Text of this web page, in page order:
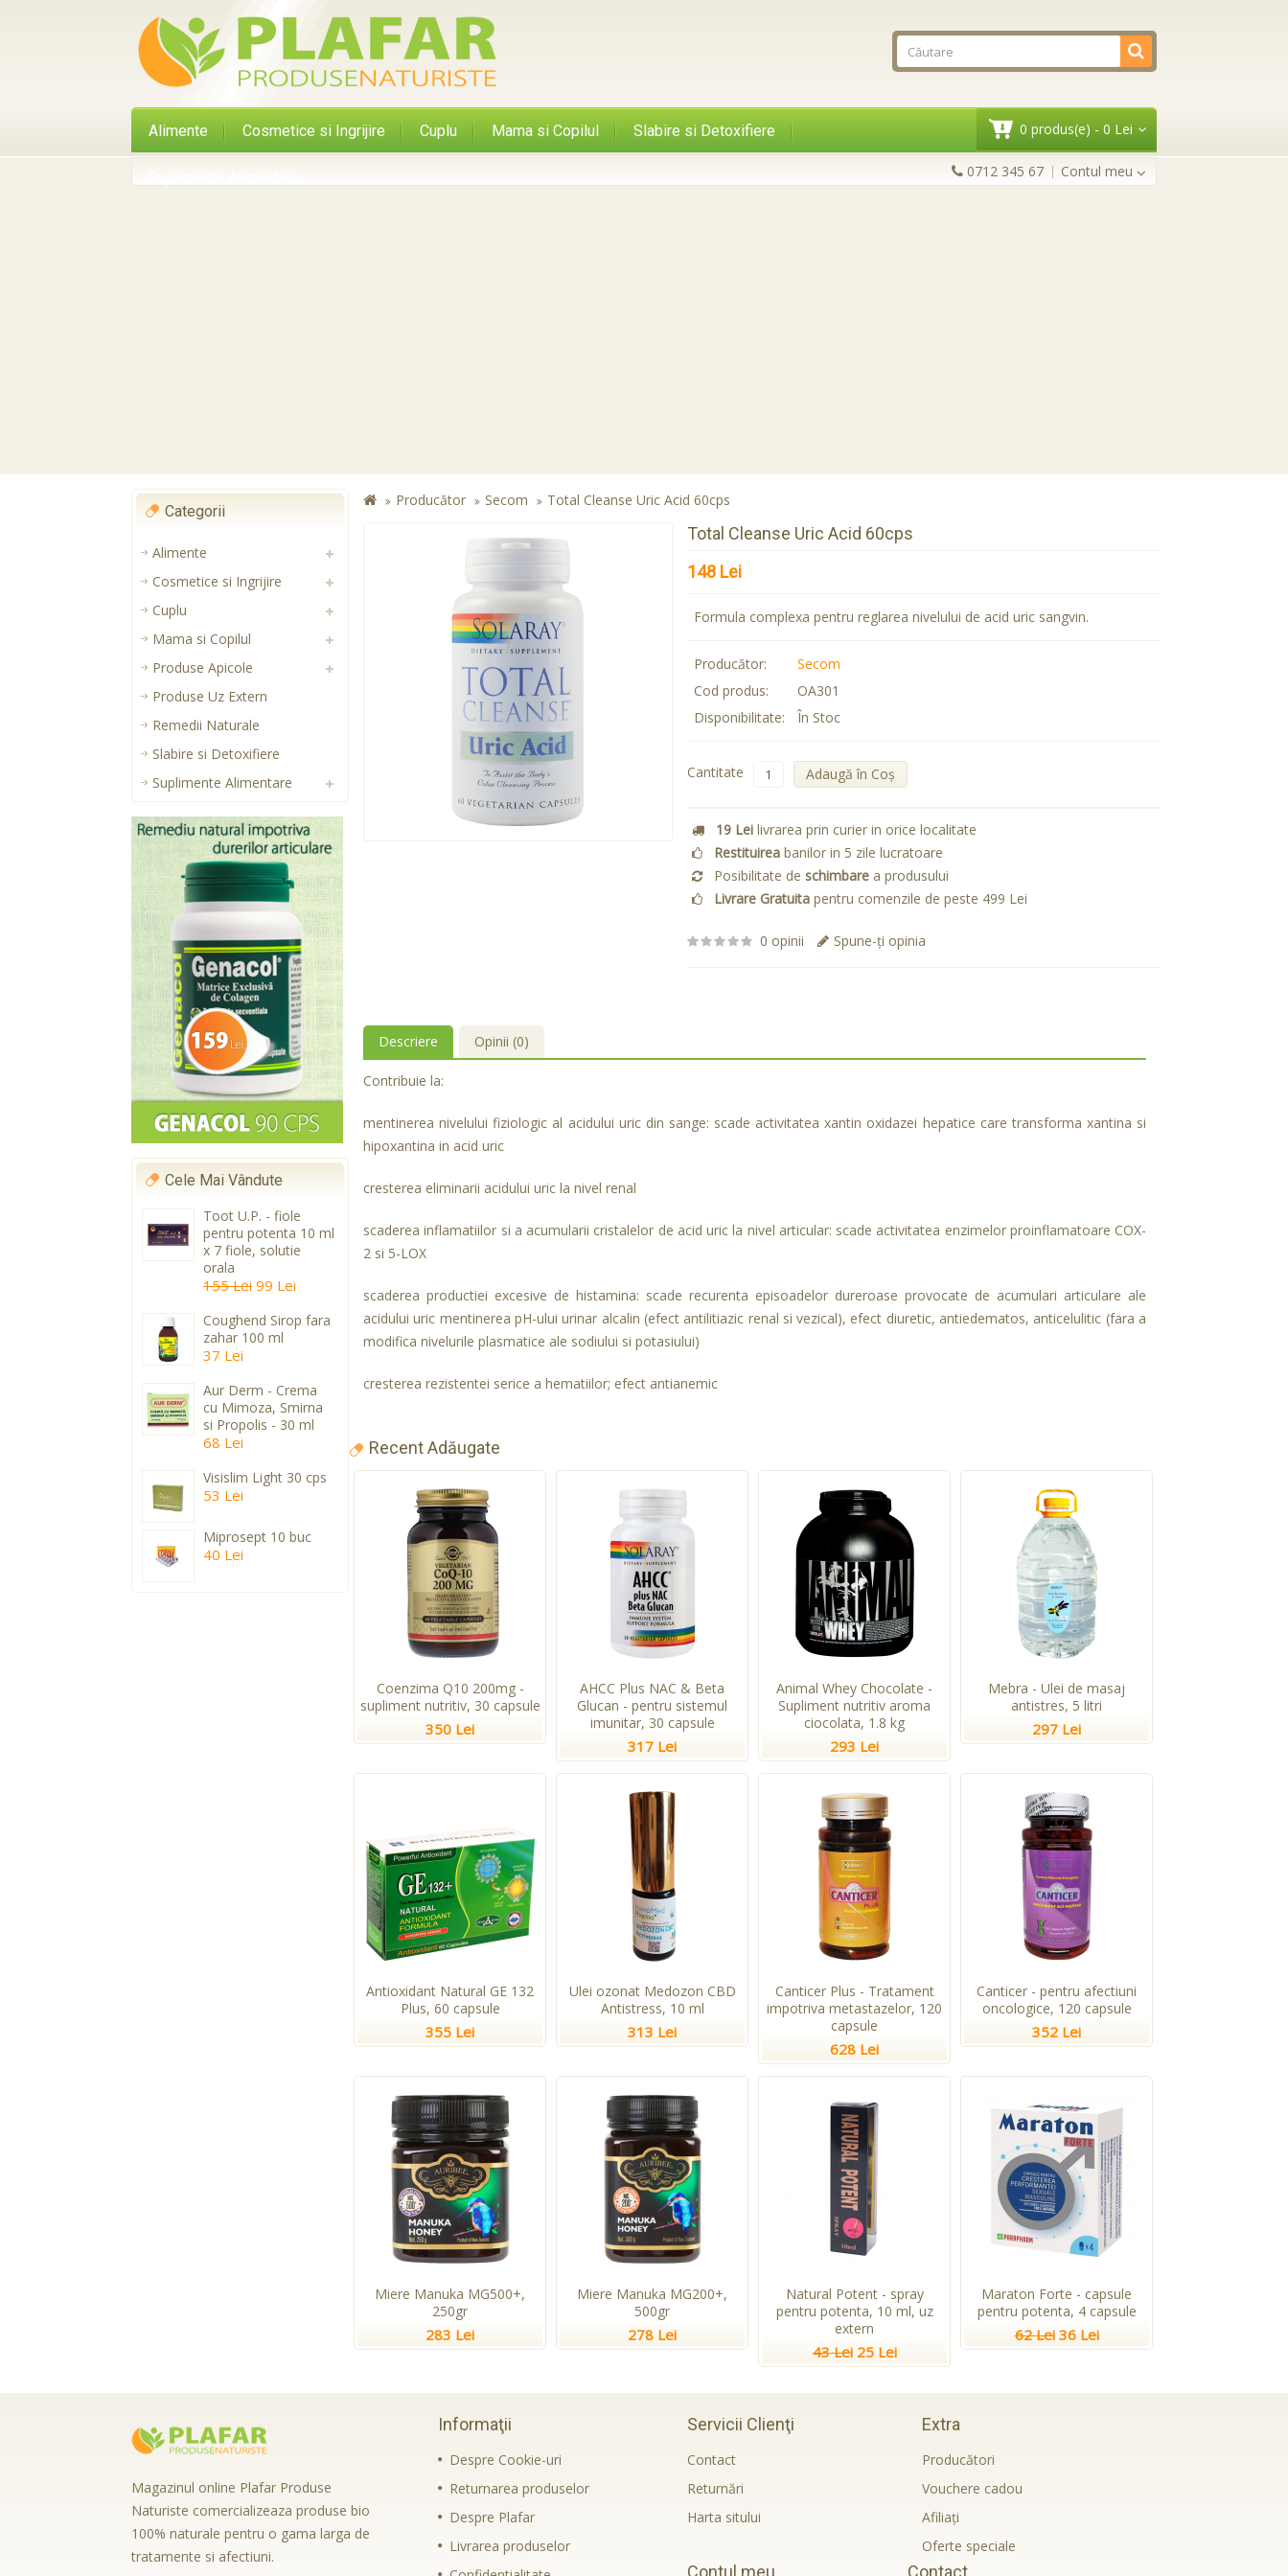
Alimente Cosmetice si Ingrijire Cuplu Mama si Copilul Slabire si Detoxifiere 0 produs(e) - 0 Lei
0712 345 67 Contul meu
Categorii
Alimente
Cosmetice si Ingrijire
Cuplu
Mama si Copilul
Produse Apicole
Produse Uz Extern
Remedii Naturale
Slabire si Detoxifiere
Suplimente Alimentare
Cele Mai Vândute
Toot U.P. - fiole
pentru potenta 10 ml
x 7 fiole, solutie
orala
155 Lei 99 Lei
Coughend Sirop fara
zahar 100 ml
37 Lei
Aur Derm - Crema
cu Mimoza, Smirna
si Propolis - 30 ml
68 Lei
Visislim Light 30 cps
53 Lei
Miprosept 10 buc
40 Lei
Producător Secom Total Cleanse Uric Acid 60cps
Total Cleanse Uric Acid 60cps
148 Lei
Formula complexa pentru reglarea nivelului de acid uric sangvin.
Producător:
Secom
Cod produs:
OA301
Disponibilitate:
În Stoc
Cantitate Adaugă în Coş
19 Leilivrarea prin curier in orice localitate
Restituireabanilor in 5 zile lucratoare
Posibilitate de schimbarea produsului
Livrare Gratuitapentru comenzile de peste 499 Lei
0 opinii Spune-ţi opinia
Descriere Opinii (0)
Contribuie la:
mentinerea nivelului fiziologic al acidului uric din sange: scade activitatea xantin oxidazei hepatice care transforma xantina si
hipoxantina in acid uric
cresterea eliminarii acidului uric la nivel renal
scaderea inflamatiilor si a acumularii cristalelor de acid uric la nivel articular: scade activitatea enzimelor proinflamatoare COX-
2 si 5-LOX
scaderea productiei excesive de histamina: scade recurenta episoadelor dureroase provocate de acumulari articulare ale
acidului uric mentinerea pH-ului urinar alcalin (efect antilitiazic renal si vezical), efect diuretic, antiedematos, anticelulitic (fara a
modifica nivelurile plasmatice ale sodiului si potasiului)
cresterea rezistentei serice a hematiilor; efect antianemic
Recent Adăugate
Coenzima Q10 200mg -
supliment nutritiv, 30 capsule
350 Lei
AHCC Plus NAC & Beta
Glucan - pentru sistemul
imunitar, 30 capsule
317 Lei
Animal Whey Chocolate -
Supliment nutritiv aroma
ciocolata, 1.8 kg
293 Lei
Mebra - Ulei de masaj
antistres, 5 litri
297 Lei
Antioxidant Natural GE 132
Plus, 60 capsule
355 Lei
Ulei ozonat Medozon CBD
Antistress, 10 ml
313 Lei
Canticer Plus - Tratament
impotriva metastazelor, 120
capsule
628 Lei
Canticer - pentru afectiuni
oncologice, 120 capsule
352 Lei
Miere Manuka MG500+,
250gr
283 Lei
Miere Manuka MG200+,
500gr
278 Lei
Natural Potent - spray
pentru potenta, 10 ml, uz
extern
43 Lei 25 Lei
Maraton Forte - capsule
pentru potenta, 4 capsule
62 Lei 36 Lei
Magazinul online Plafar Produse
Naturiste comercializeaza produse bio
100% naturale pentru o gama larga de
tratamente si afectiuni.
Informaţii
Despre Cookie-uri
Returnarea produselor
Despre Plafar
Livrarea produselor
Servicii Clienţi
Contact
Returnări
Harta sitului
Extra
Producători
Vouchere cadou
Afiliaţi
Oferte speciale
Contul meu Contact